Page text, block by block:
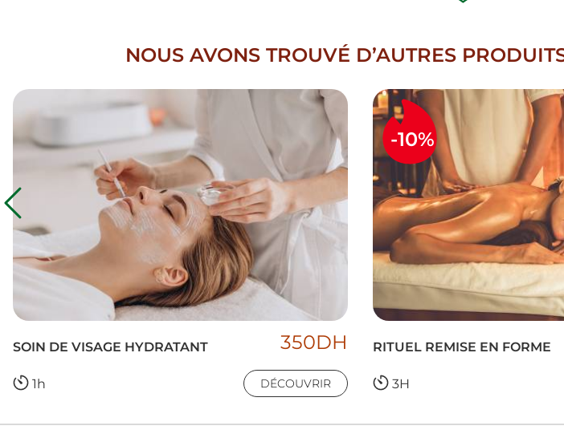
NOUS AVONS TROUVÉ D’AUTRES
SOIN DE VISAGE HYDRATANT 350DH
1h DÉCOUVRIR
-10%
RITUEL REMISE EN FORME
3H